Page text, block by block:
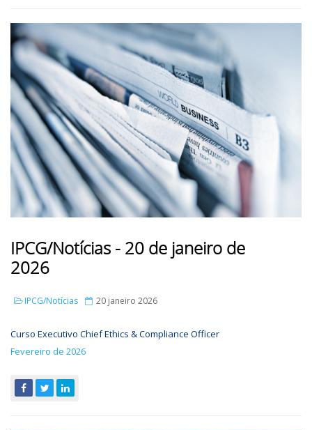
IPCG/Notícias - 20 de janeiro de
2026
IPCG/Notícias 20 janeiro 2026
Curso Executivo Chief Ethics & Compliance Officer
Fevereiro de 2026